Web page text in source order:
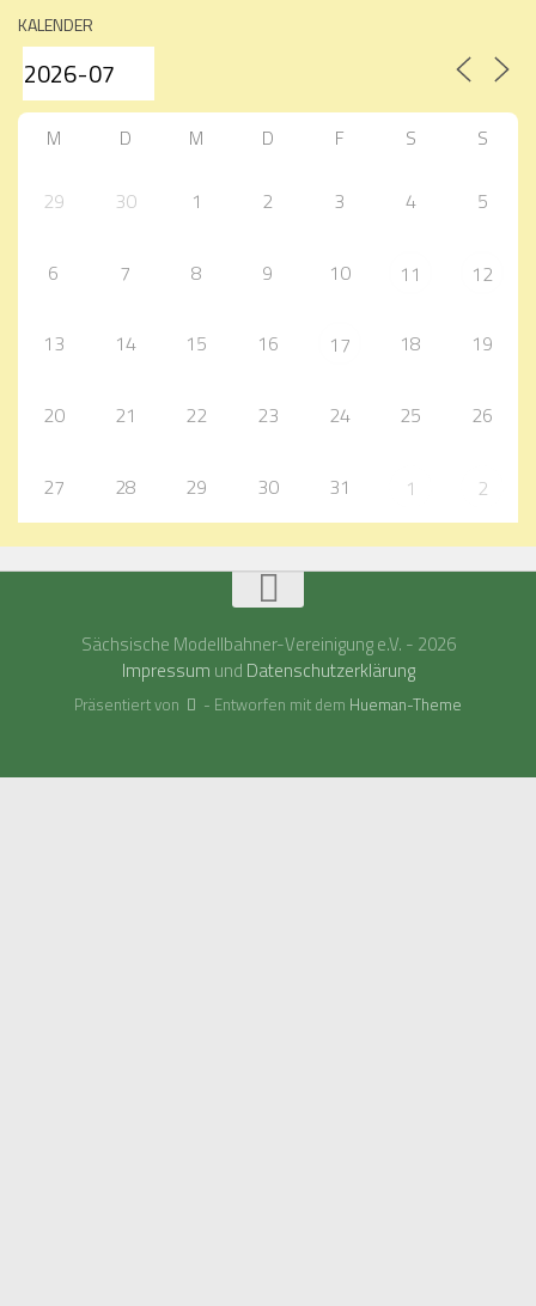
KALENDER
M D M D F S S
29 30 1 2 3 4 5
6 7 8 9 10 11 12
13 14 15 16 17 18 19
20 21 22 23 24 25 26
27 28 29 30 31 1 2
Sächsische Modellbahner-Vereinigung e.V. - 2026
Impressum und Datenschutzerklärung
Präsentiert von - Entworfen mit dem Hueman-Theme